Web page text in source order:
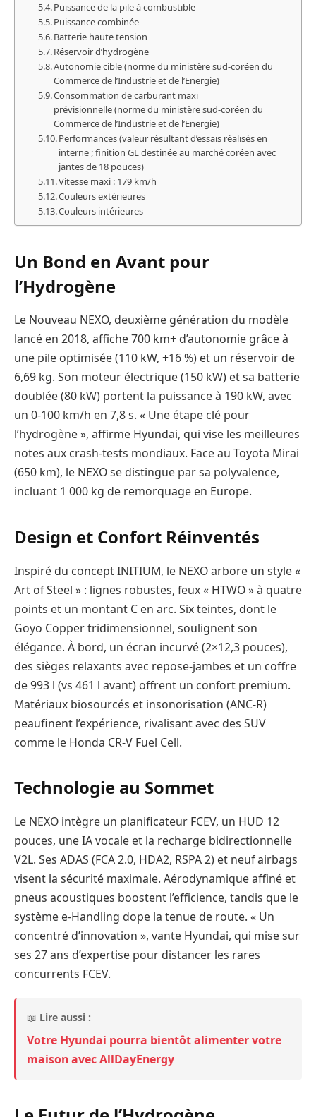
Puissance de la pile à combustible
Puissance combinée
Batterie haute tension
Réservoir d’hydrogène
Autonomie cible (norme du ministère sud-coréen du
Commerce de l’Industrie et de l’Energie)
Consommation de carburant maxi
prévisionnelle (norme du ministère sud-coréen du
Commerce de l’Industrie et de l’Energie)
Performances (valeur résultant d’essais réalisés en
interne ; finition GL destinée au marché coréen avec
jantes de 18 pouces)
Vitesse maxi : 179 km/h
Couleurs extérieures
Couleurs intérieures
Un Bond en Avant pour
l’Hydrogène
Le Nouveau NEXO, deuxième génération du modèle
lancé en 2018, affiche 700 km+ d’autonomie grâce à
une pile optimisée (110 kW, +16 %) et un réservoir de
6,69 kg. Son moteur électrique (150 kW) et sa batterie
doublée (80 kW) portent la puissance à 190 kW, avec
un 0-100 km/h en 7,8 s. « Une étape clé pour
l’hydrogène », affirme Hyundai, qui vise les meilleures
notes aux crash-tests mondiaux. Face au Toyota Mirai
(650 km), le NEXO se distingue par sa polyvalence,
incluant 1 000 kg de remorquage en Europe.
Design et Confort Réinventés
Inspiré du concept INITIUM, le NEXO arbore un style «
Art of Steel » : lignes robustes, feux « HTWO » à quatre
points et un montant C en arc. Six teintes, dont le
Goyo Copper tridimensionnel, soulignent son
élégance. À bord, un écran incurvé (2×12,3 pouces),
des sièges relaxants avec repose-jambes et un coffre
de 993 l (vs 461 l avant) offrent un confort premium.
Matériaux biosourcés et insonorisation (ANC-R)
peaufinent l’expérience, rivalisant avec des SUV
comme le Honda CR-V Fuel Cell.
Technologie au Sommet
Le NEXO intègre un planificateur FCEV, un HUD 12
pouces, une IA vocale et la recharge bidirectionnelle
V2L. Ses ADAS (FCA 2.0, HDA2, RSPA 2) et neuf airbags
visent la sécurité maximale. Aérodynamique affiné et
pneus acoustiques boostent l’efficience, tandis que le
système e-Handling dope la tenue de route. « Un
concentré d’innovation », vante Hyundai, qui mise sur
ses 27 ans d’expertise pour distancer les rares
concurrents FCEV.
📖 Lire aussi :
Votre Hyundai pourra bientôt alimenter votre
maison avec AllDayEnergy